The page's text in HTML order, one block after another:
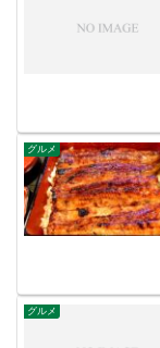
グルメ
グルメ